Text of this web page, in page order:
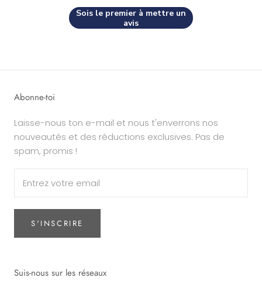
Sois le premier à mettre un
avis
Abonne-toi
Laisse-nous ton e-mail et nous t'enverrons nos
nouveautés et des réductions exclusives. Pas de
spam, promis !
S'INSCRIRE
Suis-nous sur les réseaux